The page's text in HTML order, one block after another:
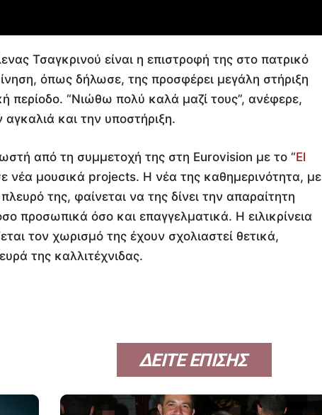
Τσαγκρινού είναι η επιστροφή της στο πατρικό
όπως δήλωσε, της προσφέρει μεγάλη στήριξη
περίοδο. “Νιώθω πολύ καλά μαζί τους”, ανέφερε,
αγκαλιά και την υποστήριξη.
από τη συμμετοχή της στη Eurovision με το “El
νέα μουσικά projects. Η νέα της καθημερινότητα, με
της, φαίνεται να της δίνει την απαραίτητη
προσωπικά όσο και επαγγελματικά. Η ειλικρίνεια
τον χωρισμό της έχουν σχολιαστεί θετικά,
της καλλιτέχνιδας.
ΔΕΙΤΕ ΕΠΙΣΗΣ